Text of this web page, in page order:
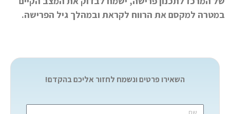
במטרה למקסם את הרווח לקראת ובמהלך גיל הפרישה.
השאירו פרטים ונשמח לחזור אליכם בהקדם!